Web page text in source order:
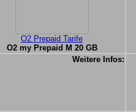
O2 Prepaid Tarife
O2 my Prepaid M 20 GB
Weitere Infos: